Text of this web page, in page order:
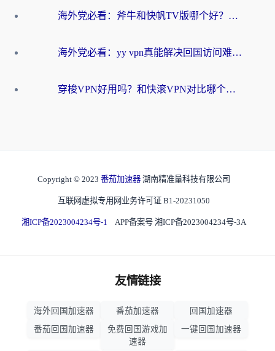
海外党必看：斧牛和快帆TV版哪个好？3分钟选对回国加速器，无缝刷B站、追热剧
海外党必看：yy vpn真能解决回国访问难题？附云极initap测评+免费方案对比
穿梭VPN好用吗？和快滚VPN对比哪个回国效果更好？海外党选回国加速器必看指南
Copyright © 2023 番茄加速器 湖南精准量科技有限公司
互联网虚拟专用网业务许可证 B1-20231050
湘ICP备2023004234号-1 APP备案号 湘ICP备2023004234号-3A
友情链接
海外回国加速器 番茄加速器
回国加速器
番茄回国加速器
免费回国游戏加
速器
一键回国加速器